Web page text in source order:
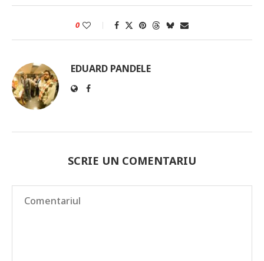
0
EDUARD PANDELE
SCRIE UN COMENTARIU